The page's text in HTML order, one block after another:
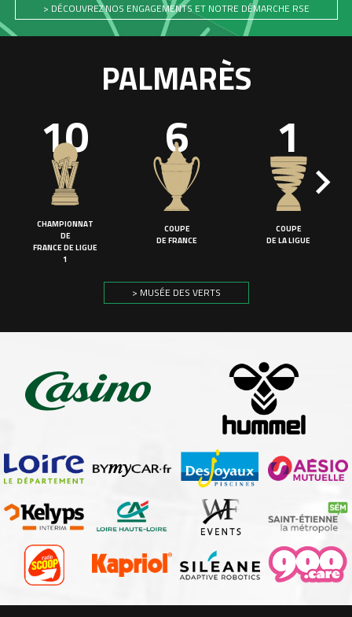
> DÉCOUVREZ NOS ENGAGEMENTS ET NOTRE DÉMARCHE RSE
PALMARÈS
10
CHAMPIONNAT
DE
FRANCE DE LIGUE
1
6
COUPE
DE FRANCE
1
COUPE
DE LA LIGUE
> MUSÉE DES VERTS